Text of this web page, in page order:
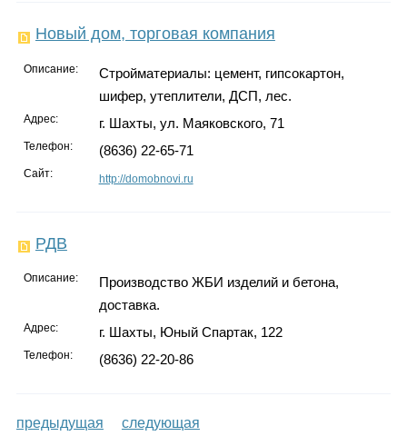
Новый дом, торговая компания
Описание:
Стройматериалы: цемент, гипсокартон,
шифер, утеплители, ДСП, лес.
Адрес: г. Шахты, ул. Маяковского, 71
Телефон: (8636) 22-65-71
Сайт: http://domobnovi.ru
РДВ
Описание:
Производство ЖБИ изделий и бетона,
доставка.
Адрес: г. Шахты, Юный Спартак, 122
Телефон: (8636) 22-20-86
предыдущая следующая